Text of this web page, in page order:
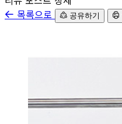
목록으로
공유하기